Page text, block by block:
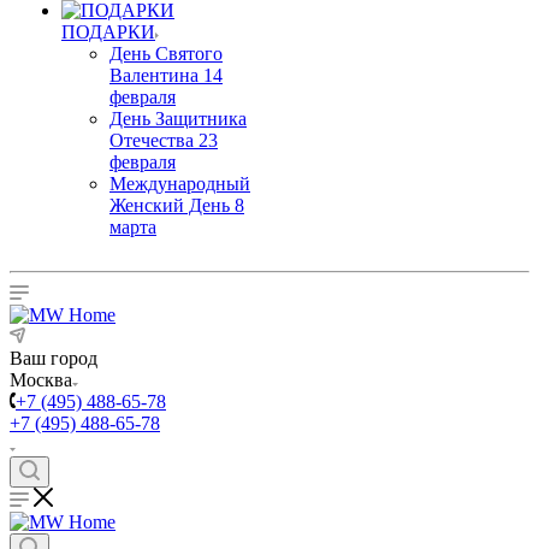
ПОДАРКИ
День Святого
Валентина 14
февраля
День Защитника
Отечества 23
февраля
Международный
Женский День 8
марта
Ваш город
Москва
+7 (495) 488-65-78
+7 (495) 488-65-78